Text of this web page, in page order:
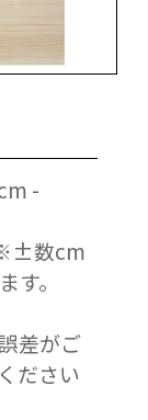
-
※±数cm
す。
差がご
ださい